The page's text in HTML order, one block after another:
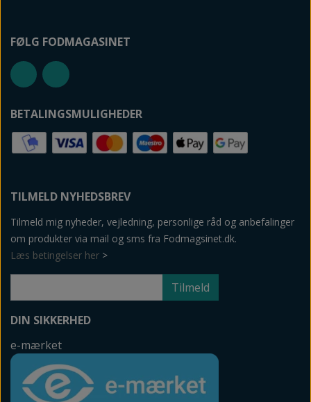
FØLG FODMAGASINET
BETALINGSMULIGHEDER
TILMELD NYHEDSBREV
Tilmeld mig nyheder, vejledning, personlige råd og anbefalinger
om produkter via mail og sms fra Fodmagsinet.dk.
Læs betingelser her >
Tilmeld
DIN SIKKERHED
e-mærket